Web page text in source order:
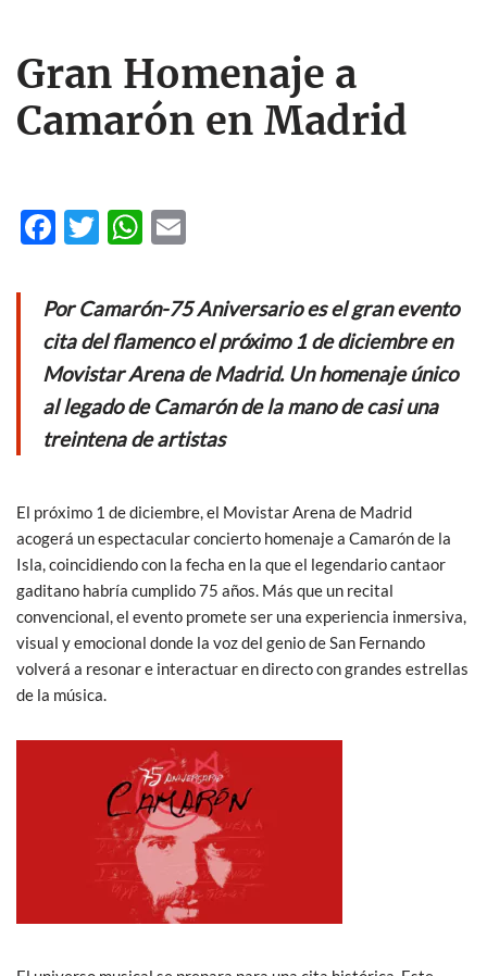
Gran Homenaje a
Camarón en Madrid
F
e
b
o
o
k
T
itt
er
W
at
s
A
p
p
ail
Por Camarón-75 Aniversario es el gran evento
cita del flamenco el próximo 1 de diciembre en
Movistar Arena de Madrid. Un homenaje único
al legado de Camarón de la mano de casi una
treintena de artistas
El próximo 1 de diciembre, el Movistar Arena de Madrid
acogerá un espectacular concierto homenaje a Camarón de la
Isla, coincidiendo con la fecha en la que el legendario cantaor
gaditano habría cumplido 75 años. Más que un recital
convencional, el evento promete ser una experiencia inmersiva,
visual y emocional donde la voz del genio de San Fernando
volverá a resonar e interactuar en directo con grandes estrellas
de la música.